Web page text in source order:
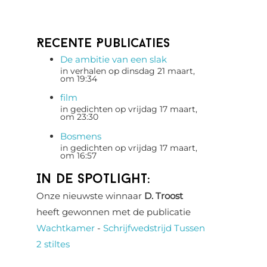
Recente Publicaties
De ambitie van een slak
in verhalen op dinsdag 21 maart,
om 19:34
film
in gedichten op vrijdag 17 maart,
om 23:30
Bosmens
in gedichten op vrijdag 17 maart,
om 16:57
In de spotlight:
Onze nieuwste winnaar D. Troost
heeft gewonnen met de publicatie
Wachtkamer - Schrijfwedstrijd Tussen
2 stiltes